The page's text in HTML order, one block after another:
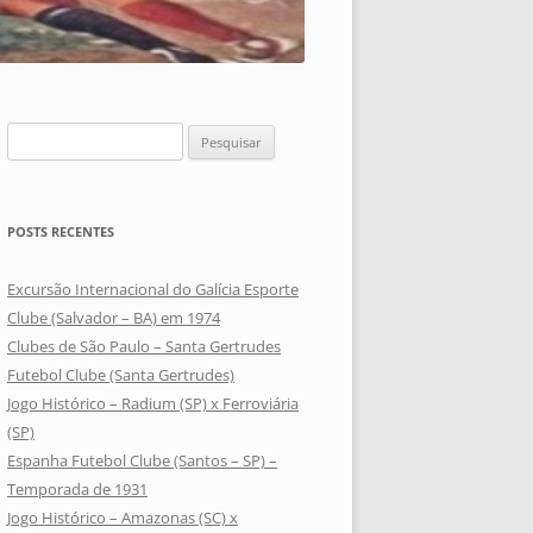
por:
POSTS RECENTES
Excursão Internacional do Galícia Esporte
Clube (Salvador – BA) em 1974
Clubes de São Paulo – Santa Gertrudes
Futebol Clube (Santa Gertrudes)
Jogo Histórico – Radium (SP) x Ferroviária
(SP)
Espanha Futebol Clube (Santos – SP) –
Temporada de 1931
Jogo Histórico – Amazonas (SC) x